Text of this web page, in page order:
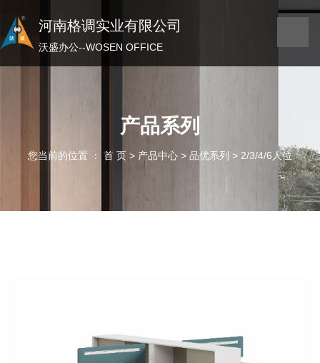
河南格调实业有限公司
沃盛办公——WOSEN OFFICE
河南格调实业有限公司
沃盛办公--WOSEN OFFICE
产品系列
您当前的位置 ： 首 页 > 产品中心 > 品优系列 > 2/3/4/6人位